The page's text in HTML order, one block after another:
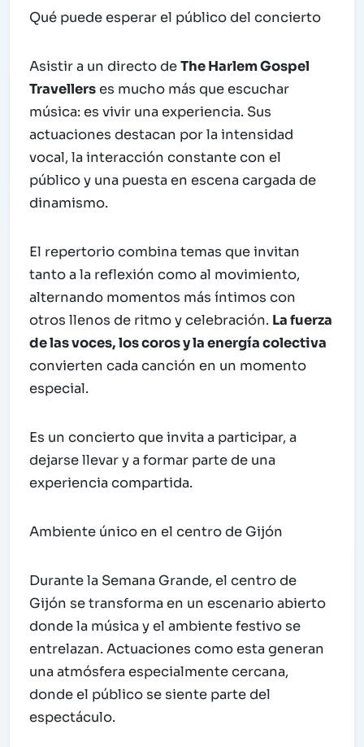
Qué puede esperar el público del concierto
Asistir a un directo deThe Harlem Gospel
Travellerses mucho más que escuchar
música: es vivir una experiencia. Sus
actuaciones destacan por la intensidad
vocal, la interacción constante con el
público y una puesta en escena cargada de
dinamismo.
El repertorio combina temas que invitan
tanto a la reflexión como al movimiento,
alternando momentos más íntimos con
otros llenos de ritmo y celebración. La fuerza
de las voces, los coros y la energía colectiva
convierten cada canción en un momento
especial.
Es un concierto que invita a participar, a
dejarse llevar y a formar parte de una
experiencia compartida.
Ambiente único en el centro de Gijón
Durante la Semana Grande, el centro de
Gijón se transforma en un escenario abierto
donde la música y el ambiente festivo se
entrelazan. Actuaciones como esta generan
una atmósfera especialmente cercana,
donde el público se siente parte del
espectáculo.